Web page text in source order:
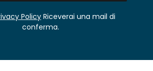
Policy Riceverai una mail di
conferma.